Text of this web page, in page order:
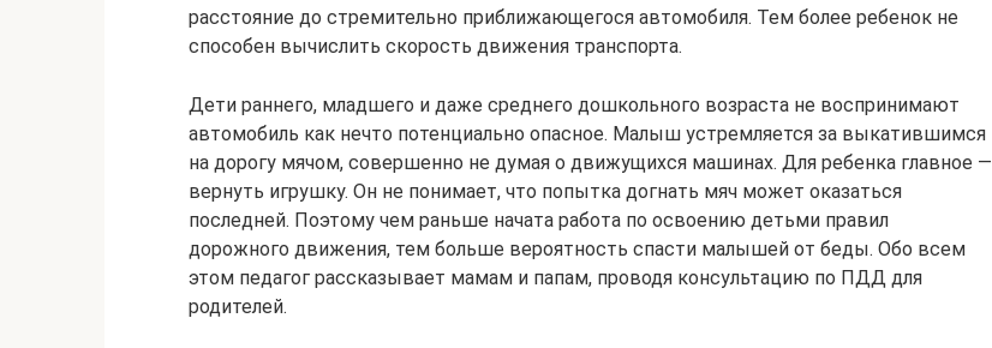
расстояние до стремительно приближающегося автомобиля. Тем более ребенок не
способен вычислить скорость движения транспорта.
Дети раннего, младшего и даже среднего дошкольного возраста не воспринимают
автомобиль как нечто потенциально опасное. Малыш устремляется за выкатившимся
на дорогу мячом, совершенно не думая о движущихся машинах. Для ребенка главное —
вернуть игрушку. Он не понимает, что попытка догнать мяч может оказаться
последней. Поэтому чем раньше начата работа по освоению детьми правил
дорожного движения, тем больше вероятность спасти малышей от беды. Обо всем
этом педагог рассказывает мамам и папам, проводя консультацию по ПДД для
родителей.